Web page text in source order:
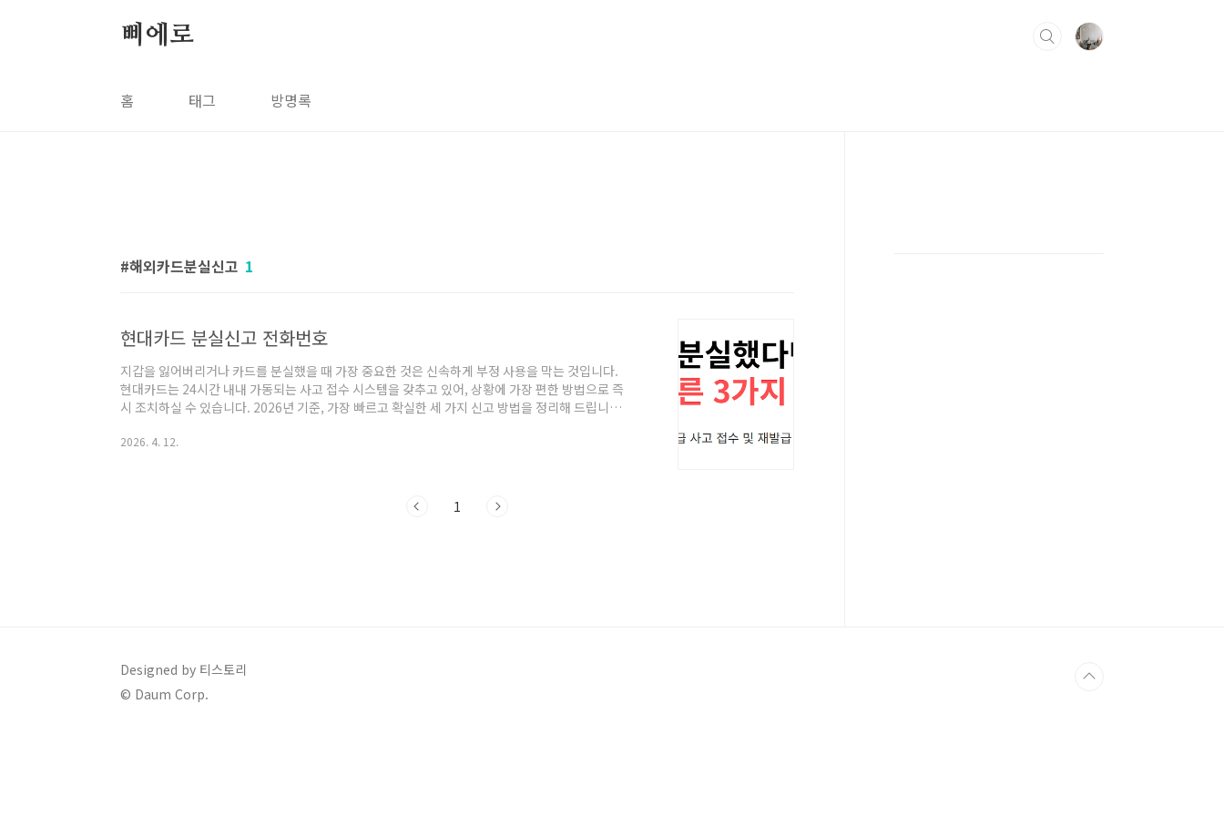
삐에로
홈 태그 방명록
해외카드분실신고 1
현대카드 분실신고 전화번호
지갑을 잃어버리거나 카드를 분실했을 때 가장 중요한 것은 신속하게 부정 사용을 막는 것입니다.
현대카드는 24시간 내내 가동되는 사고 접수 시스템을 갖추고 있어, 상황에 가장 편한 방법으로 즉
시 조치하실 수 있습니다. 2026년 기준, 가장 빠르고 확실한 세 가지 신고 방법을 정리해 드립니
연결을 기다릴 필요 없이 즉시 카드를 정지시킬 수 있습니다. 이 방법은 본인 확인 절차가 간편하여
2026. 4. 12.
1
Designed by 티스토리
© Daum Corp.